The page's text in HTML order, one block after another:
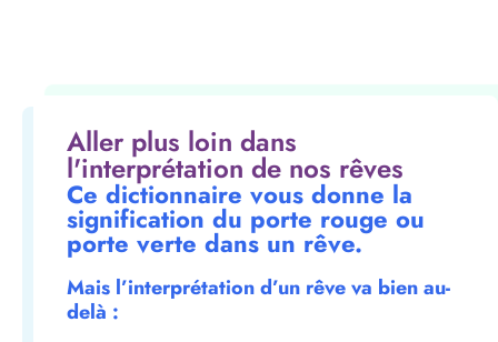
Aller plus loin dans
l'interprétation de nos rêves
Ce dictionnaire vous donne la
signification du porte rouge ou
porte verte dans un rêve.
Mais l’interprétation d’un rêve va bien au-
delà :